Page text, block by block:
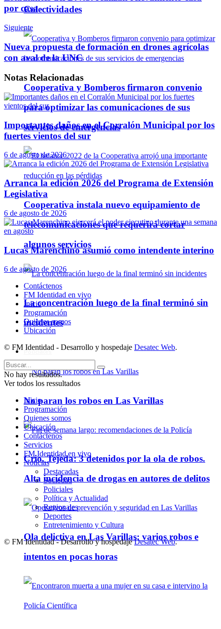
Colectividades
Cooperativa y Bomberos firmaron convenio
para optimizar las comunicaciones de sus
servicios de emergencias
Cooperativa instala nuevo equipamiento de
telecomunicaciones que requerirá cortar
algunos servicios
La concentración luego de la final terminó sin
incidentes
Policiales
No paran los robos en Las Varillas
Crio. Tejeda: 3 detenidos por la ola de robos.
Alta incidencia de drogas en autores de delitos
Ola delictiva en Las Varillas: varios robos e
intentos en pocas horas
por casa
Siguiente
Nueva propuesta de formación en drones agrícolas
con aval de la UNC
Notas Relacionadas
Importantes daños en el Corralón Municipal por los
fuertes vientos del sur
6 de agosto de 2026
Arranca la edición 2026 del Programa de Extensión
Legislativa
6 de agosto de 2026
Lucas Marenchino asumió como intendente interino
6 de agosto de 2026
Contáctenos
FM Identidad en vivo
Inicio
Programación
Quienes somos
Ubicación
© FM Identidad - Desarrollo y hospedaje Desatec Web.
No hay resultados.
Ver todos los ressultados
Inicio
Programación
Quienes somos
Ubicación
Contáctenos
Servicios
FM Identidad en vivo
Noticias
Destacadas
Sociedad
Policiales
Política y Actualidad
Regionales
Deportes
Entretenimiento y Cultura
© FM Identidad - Desarrollo y hospedajeDesatec Web.